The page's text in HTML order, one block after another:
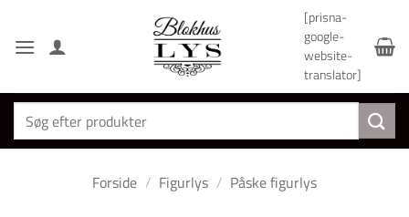
indhold
[prisna-
google-
website-
translator]
Søg
efter:
Forside / Figurlys / Påske figurlys